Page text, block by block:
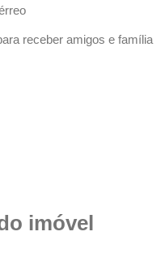
receber amigos e família
imóvel